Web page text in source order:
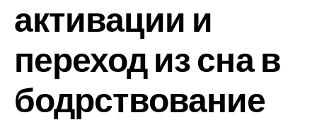
активации и
переход из сна в
бодрствование